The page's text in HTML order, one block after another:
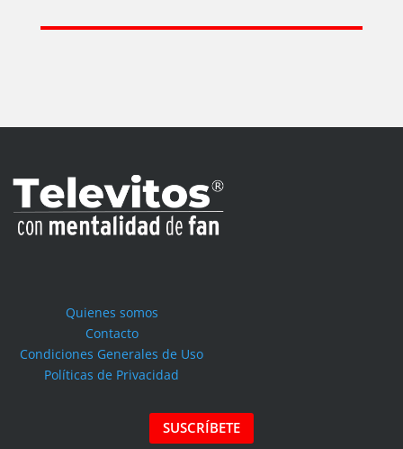
Quienes somos
Contacto
Condiciones Generales de Uso
Políticas de Privacidad
SUSCRÍBETE